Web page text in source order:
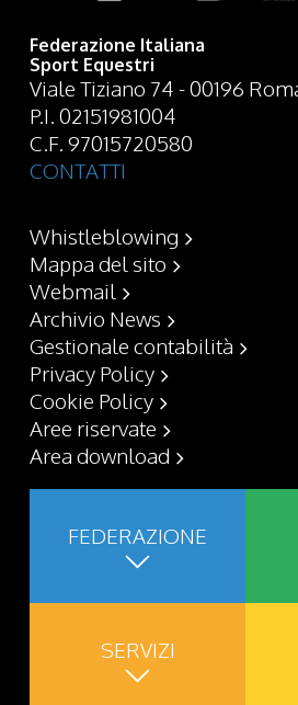
Federazione Italiana
Sport Equestri
Viale Tiziano 74 - 00196
P.I. 02151981004
C.F. 97015720580
CONTATTI
Whistleblowing
Mappa del sito
Webmail
Archivio News
Gestionale contabilità
Privacy Policy
Cookie Policy
Aree riservate
Area download
FEDERAZIONE
SERVIZI